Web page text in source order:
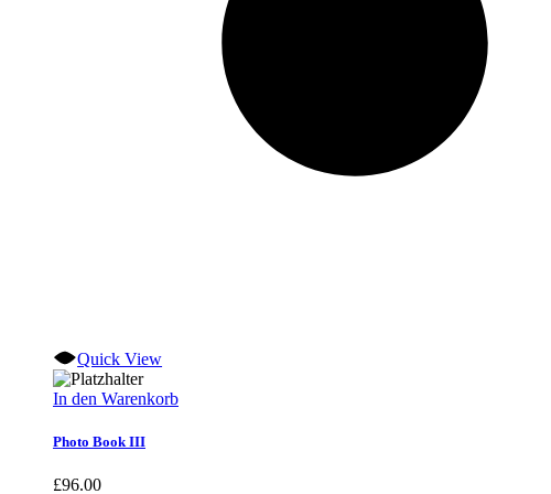
Quick View
In den Warenkorb
Photo Book III
£96.00